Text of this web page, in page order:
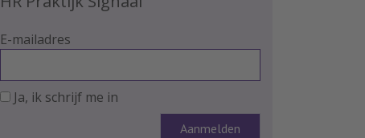
E-mailadres
Ja, ik schrijf me in